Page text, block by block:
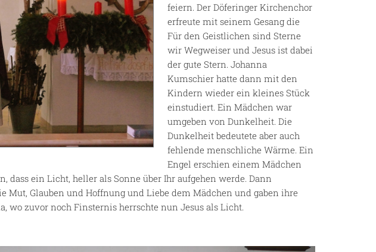
feiern. Der Döferinger Kirchenchor
erfreute mit seinem Gesang die
Für den Geistlichen sind Sterne
wir Wegweiser und Jesus ist dabei
der gute Stern. Johanna
Kumschier hatte dann mit den
Kindern wieder ein kleines Stück
einstudiert. Ein Mädchen war
umgeben von Dunkelheit. Die
Dunkelheit bedeutete aber auch
fehlende menschliche Wärme. Ein
Engel erschien einem Mädchen
dass ein Licht, heller als Sonne über Ihr aufgehen werde. Dann
Mut, Glauben und Hoffnung und Liebe dem Mädchen und gaben ihre
wo zuvor noch Finsternis herrschte nun Jesus als Licht.